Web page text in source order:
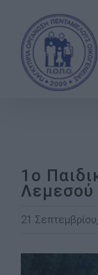
content
1ο
Λεμεσού
21